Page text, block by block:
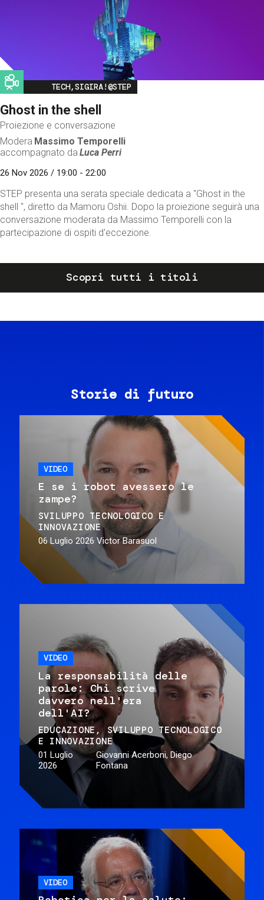
Image
TECH,SIGIRA!@STEP
Ghost in the shell
Proiezione e conversazione
Modera Massimo Temporelli
accompagnato da Luca Perri
26 Nov 2026 / 19:00 - 22:00
STEP presenta una serata speciale dedicata a "Ghost in the
shell ", diretto da Mamoru Oshii. Dopo la proiezione seguirà una
conversazione moderata da Massimo Temporelli con la
partecipazione di ospiti d'eccezione.
Scopri tutti i titoli
Storie di futuro
VIDEO
E se i robot avessero le
zampe?
SVILUPPO TECNOLOGICO E
INNOVAZIONE
06 Luglio 2026 Victor Barasuol
VIDEO
La responsabilità delle
parole: Chi scrive
davvero nell'era
dell'AI?
EDUCAZIONE
SVILUPPO TECNOLOGICO
E INNOVAZIONE
01 Luglio
2026
Giovanni Acerboni, Diego
Fontana
VIDEO